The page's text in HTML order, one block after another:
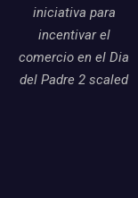
iniciativa para
incentivar el
comercio en el Dia
del Padre 2 scaled